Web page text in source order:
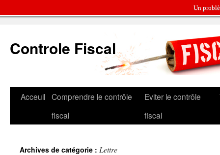
Un
Controle Fiscal
Acceuil Comprendre le contrôle
fiscal
Eviter le contrôle
fiscal
Archives de catégorie : Lettre